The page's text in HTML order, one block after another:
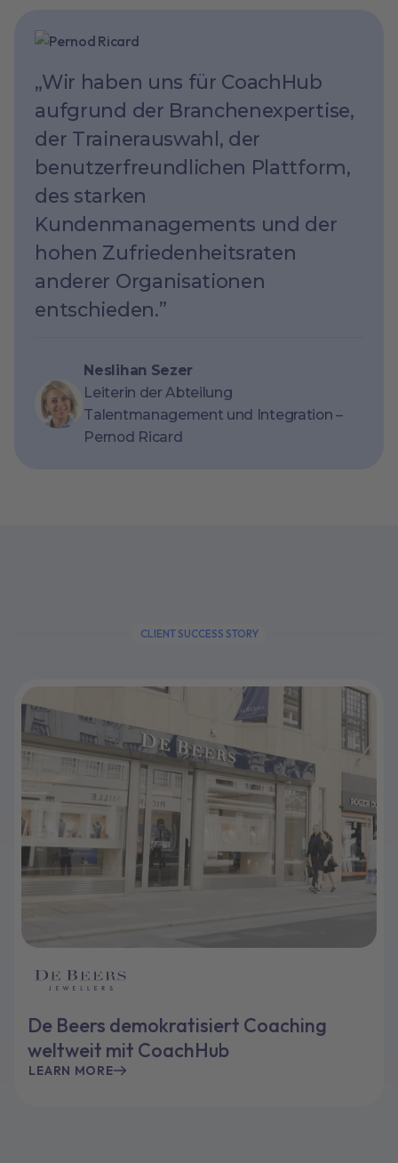
„Wir haben uns für CoachHub
aufgrund der Branchenexpertise,
der Trainerauswahl, der
benutzerfreundlichen Plattform,
des starken
Kundenmanagements und der
hohen Zufriedenheitsraten
anderer Organisationen
entschieden.”
Neslihan Sezer
Leiterin der Abteilung
Talentmanagement und Integration –
Pernod Ricard
CLIENT SUCCESS STORY
De Beers demokratisiert Coaching
weltweit mit CoachHub
LEARN MORE